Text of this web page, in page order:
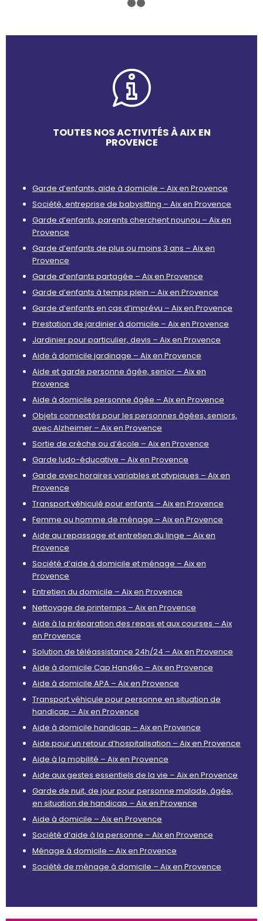
TOUTES NOS ACTIVITÉS À AIX EN
PROVENCE
Garde d’enfants, aide à domicile – Aix en Provence
Société, entreprise de babysitting – Aix en Provence
Garde d’enfants, parents cherchent nounou – Aix en
Provence
Garde d’enfants de plus ou moins 3 ans – Aix en
Provence
Garde d’enfants partagée – Aix en Provence
Garde d’enfants à temps plein – Aix en Provence
Garde d’enfants en cas d’imprévu – Aix en Provence
Prestation de jardinier à domicile – Aix en Provence
Jardinier pour particulier, devis – Aix en Provence
Aide à domicile jardinage – Aix en Provence
Aide et garde personne âgée, senior – Aix en
Provence
Aide à domicile personne âgée – Aix en Provence
Objets connectés pour les personnes âgées, seniors,
avec Alzheimer – Aix en Provence
Sortie de crèche ou d’école – Aix en Provence
Garde ludo-éducative – Aix en Provence
Garde avec horaires variables et atypiques – Aix en
Provence
Transport véhiculé pour enfants – Aix en Provence
Femme ou homme de ménage – Aix en Provence
Aide au repassage et entretien du linge – Aix en
Provence
Société d’aide à domicile et ménage – Aix en
Provence
Entretien du domicile – Aix en Provence
Nettoyage de printemps – Aix en Provence
Aide à la préparation des repas et aux courses – Aix
en Provence
Solution de téléassistance 24h/24 – Aix en Provence
Aide à domicile Cap Handéo – Aix en Provence
Aide à domicile APA – Aix en Provence
Transport véhicule pour personne en situation de
handicap – Aix en Provence
Aide à domicile handicap – Aix en Provence
Aide pour un retour d’hospitalisation – Aix en Provence
Aide à la mobilité – Aix en Provence
Aide aux gestes essentiels de la vie – Aix en Provence
Garde de nuit, de jour pour personne malade, âgée,
en situation de handicap – Aix en Provence
Aide à domicile – Aix en Provence
Société d’aide à la personne – Aix en Provence
Ménage à domicile – Aix en Provence
Société de ménage à domicile – Aix en Provence